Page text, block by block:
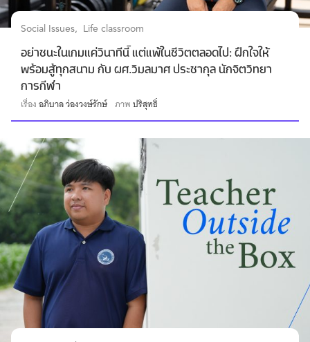
Social Issues Life classroom
อย่าชนะในเกมแค่วินาทีนี้ แต่แพ้ในชีวิตตลอดไป: ฝึกใจให้
พร้อมสู้ทุกสนาม กับ ผศ.วิมลมาศ ประชากุล นักจิตวิทยา
การกีฬา
เรื่องอภิบาล ว่องวงษ์รักษ์ ภาพปริสุทธิ์